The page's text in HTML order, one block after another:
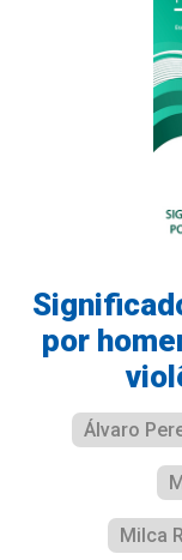
por
Álvaro
Milca